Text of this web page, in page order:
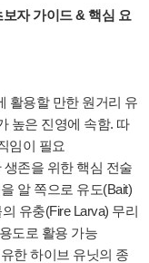
자 가이드 & 핵심 요
활용할 만한 원거리 유
높은 진영에 속함. 따
임이 필요
존을 위한 핵심 전술
알 쪽으로 유도(Bait)
유충(Fire Larva) 무리
도로 활용 가능
한 하이브 유닛의 종